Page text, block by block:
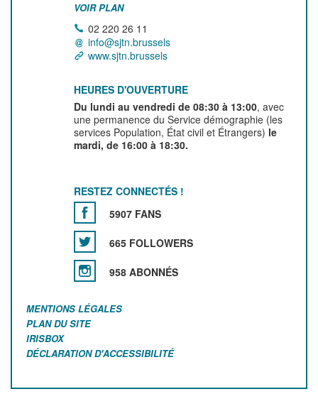
VOIR PLAN
02 220 26 11
info@sjtn.brussels
www.sjtn.brussels
HEURES D'OUVERTURE
Du lundi au vendredi de 08:30 à 13:00, avec
une permanence du Service démographie (les
services Population, État civil et Étrangers) le
mardi, de 16:00 à 18:30.
RESTEZ CONNECTÉS !
5907 FANS
665 FOLLOWERS
958 ABONNÉS
MENTIONS LÉGALES
PLAN DU SITE
IRISBOX
DÉCLARATION D'ACCESSIBILITÉ